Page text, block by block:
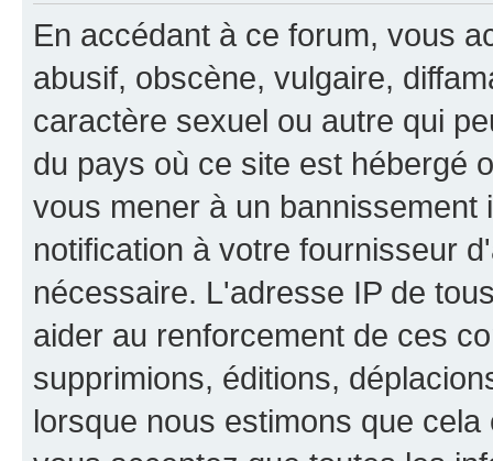
En accédant à ce forum, vous
abusif, obscène, vulgaire,
caractère sexuel ou autre qui
du pays où ce site est hébergé
vous mener à un
notification à votre fournisseur
nécessaire. L'adresse IP de
aider au renforcement de ces
supprimions, éditions,
lorsque nous estimons que